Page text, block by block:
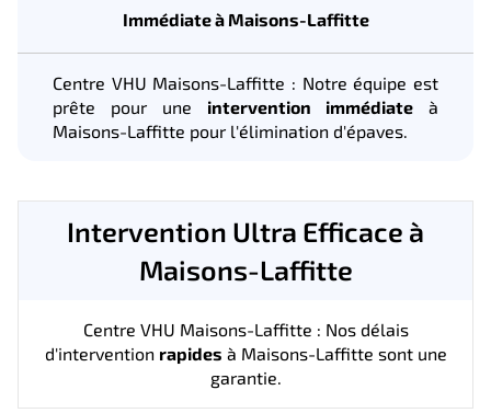
Immédiate à Maisons-Laffitte
Centre VHU Maisons-Laffitte : Notre équipe est
prête pour une intervention immédiate à
Maisons-Laffitte pour l'élimination d'épaves.
Intervention Ultra Efficace à
Maisons-Laffitte
Centre VHU Maisons-Laffitte : Nos délais
d'intervention rapides à Maisons-Laffitte sont une
garantie.